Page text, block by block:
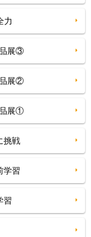
力
品展③
品展②
品展①
挑戦
学習
習